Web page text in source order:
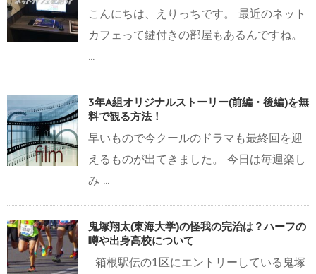
こんにちは、えりっちです。 最近のネット
カフェって鍵付きの部屋もあるんですね。
...
3年A組オリジナルストーリー(前編・後編)を無
料で観る方法！
早いもので今クールのドラマも最終回を迎
えるものが出てきました。 今日は毎週楽し
み ...
鬼塚翔太(東海大学)の怪我の完治は？ハーフの
噂や出身高校について
箱根駅伝の1区にエントリーしている鬼塚